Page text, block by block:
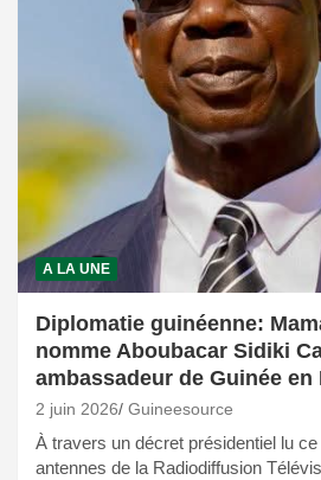
A LA UNE
Diplomatie guinéenne:
nomme Aboubacar Sidiki
ambassadeur de Guinée en
2 juin 2026 Guineesource
À travers un décret présidentiel lu
antennes de la Radiodiffusion